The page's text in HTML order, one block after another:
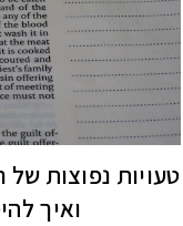
טעויות נפוצות של
ואיך